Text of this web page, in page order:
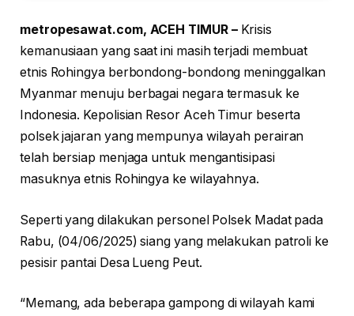
metropesawat.com, ACEH TIMUR – Krisis
kemanusiaan yang saat ini masih terjadi membuat
etnis Rohingya berbondong-bondong meninggalkan
Myanmar menuju berbagai negara termasuk ke
Indonesia. Kepolisian Resor Aceh Timur beserta
polsek jajaran yang mempunya wilayah perairan
telah bersiap menjaga untuk mengantisipasi
masuknya etnis Rohingya ke wilayahnya.
Seperti yang dilakukan personel Polsek Madat pada
Rabu, (04/06/2025) siang yang melakukan patroli ke
pesisir pantai Desa Lueng Peut.
“Memang, ada beberapa gampong di wilayah kami